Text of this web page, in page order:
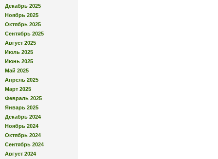
Декабрь 2025
Ноябрь 2025
Октябрь 2025
Сентябрь 2025
Август 2025
Июль 2025
Июнь 2025
Май 2025
Апрель 2025
Март 2025
Февраль 2025
Январь 2025
Декабрь 2024
Ноябрь 2024
Октябрь 2024
Сентябрь 2024
Август 2024